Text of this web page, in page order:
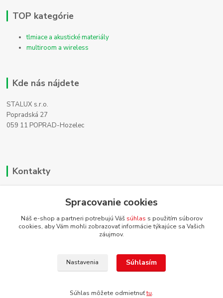
TOP kategórie
tlmiace a akustické materiály
multiroom a wireless
Kde nás nájdete
STALUX s.r.o.
Popradská 27
059 11 POPRAD-Hozelec
Kontakty
+421 911 990 200
info@homehifi.sk
Spracovanie cookies
Náš e-shop a partneri potrebujú Váš súhlas s použitím súborov
cookies, aby Vám mohli zobrazovať informácie týkajúce sa Vašich
záujmov.
Nastavenia Súhlasím
Súhlas môžete odmietnuťtu.